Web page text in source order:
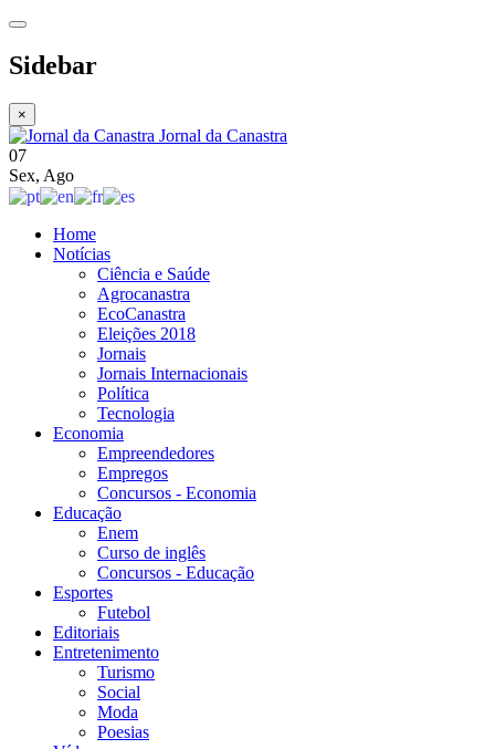
Sidebar
×
Jornal da Canastra
07
Sex, Ago
Home
Notícias
Ciência e Saúde
Agrocanastra
EcoCanastra
Eleições 2018
Jornais
Jornais Internacionais
Política
Tecnologia
Economia
Empreendedores
Empregos
Concursos - Economia
Educação
Enem
Curso de inglês
Concursos - Educação
Esportes
Futebol
Editoriais
Entretenimento
Turismo
Social
Moda
Poesias